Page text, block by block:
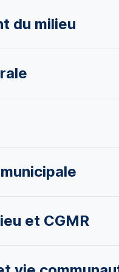
du milieu
et CGMR